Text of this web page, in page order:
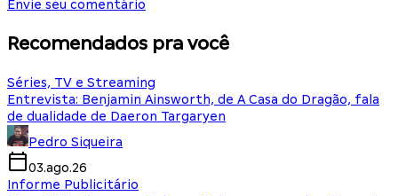
Envie seu comentário
Recomendados pra você
Séries, TV e Streaming
Entrevista: Benjamin Ainsworth, de A Casa do Dragão, fala
de dualidade de Daeron Targaryen
Pedro Siqueira
03.ago.26
Informe Publicitário